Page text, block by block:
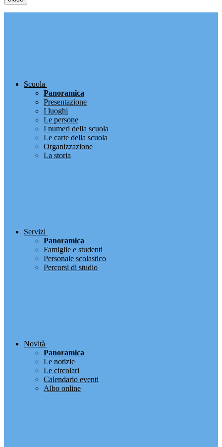
Scuola
Panoramica
Presentazione
I luoghi
Le persone
I numeri della scuola
Le carte della scuola
Organizzazione
La storia
Servizi
Panoramica
Famiglie e studenti
Personale scolastico
Percorsi di studio
Novità
Panoramica
Le notizie
Le circolari
Calendario eventi
Albo online